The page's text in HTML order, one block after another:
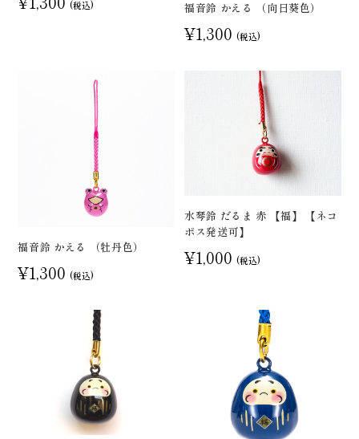
(税込) 福音鈴 かえる （向日葵色）
¥1,300 (税込)
福音鈴 かえる （牡丹色）
¥1,300 (税込)
水琴鈴 だるま 赤 【福】 【ネコ
ポス発送可】
¥1,000 (税込)